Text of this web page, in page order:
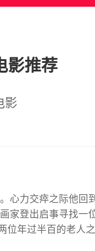
影推荐
影
心力交瘁之际他
家登出启事寻找一
位年过半百的老人